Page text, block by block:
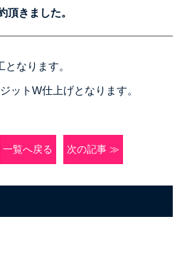
頂きました。
なります。
ットW仕上げとなります。
一覧へ戻る 次の記事 ≫